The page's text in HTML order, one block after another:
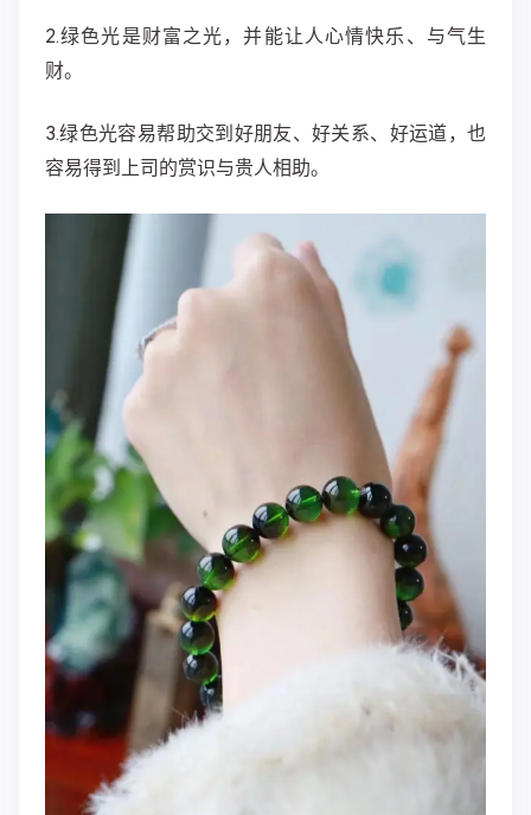
2.绿色光是财富之光，并能让人心情快乐、与气生
财。
3.绿色光容易帮助交到好朋友、好关系、好运道，也
容易得到上司的赏识与贵人相助。